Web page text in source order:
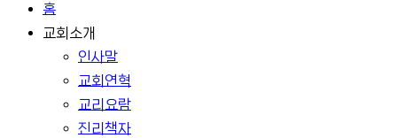
홈
교회소개
인사말
교회연혁
교리요람
진리책자